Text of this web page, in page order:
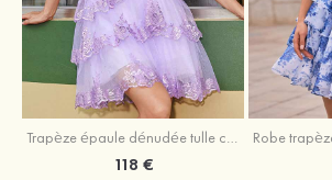
Trapèze épaule dénudée tulle courte/mini robe de fête de la rentrée avec paillettes
118 €